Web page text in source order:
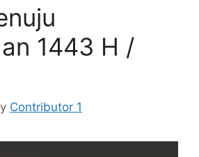
1443 H /
Contributor 1